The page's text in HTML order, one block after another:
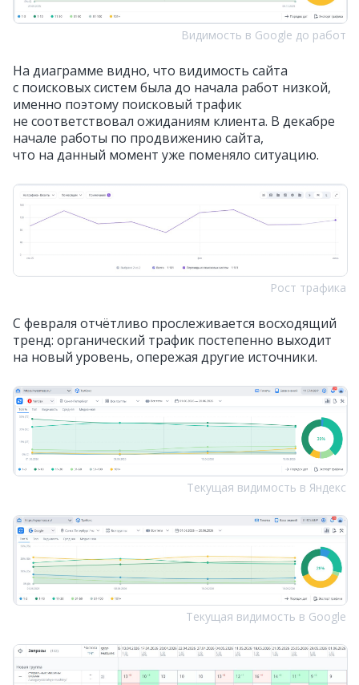
Видимость в Google до работ
На диаграмме видно, что видимость сайта
с поисковых систем была до начала работ низкой,
именно поэтому поисковый трафик
не соответствовал ожиданиям клиента. В декабре
начале работы по продвижению сайта,
что на данный момент уже поменяло ситуацию.
Рост трафика
С февраля отчётливо прослеживается восходящий
тренд: органический трафик постепенно выходит
на новый уровень, опережая другие источники.
Текущая видимость в Яндекс
Текущая видимость в Google